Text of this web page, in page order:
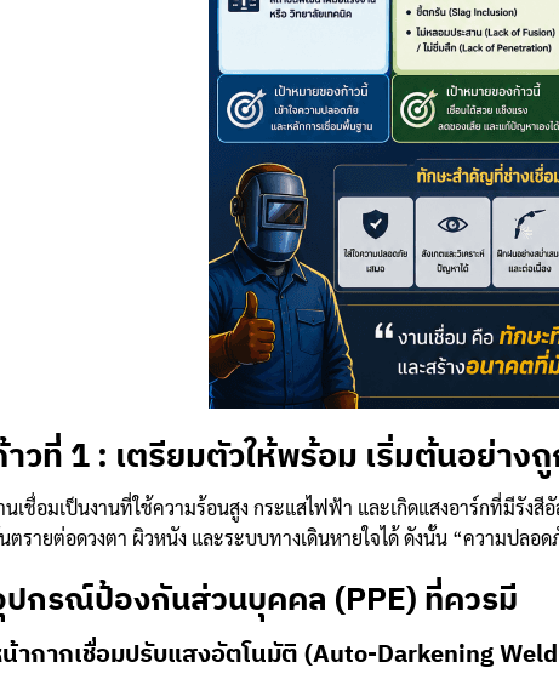
าวที่ 1 : เตรียมตัวให้พร้อม เริ่มต้นอย่าง
นเชื่อมเป็นงานที่ใช้ความร้อนสูง กระแสไฟฟ้า และเกิดแสงอาร์กที่มีรังสี
ตรายต่อดวงตา ผิวหนัง และระบบทางเดินหายใจได้ ดังนั้น “ความปล
ปกรณ์ป้องกันส่วนบุคคล (PPE) ที่ควรมี
ากากเชื่อมปรับแสงอัตโนมัติ (Auto-Darkening